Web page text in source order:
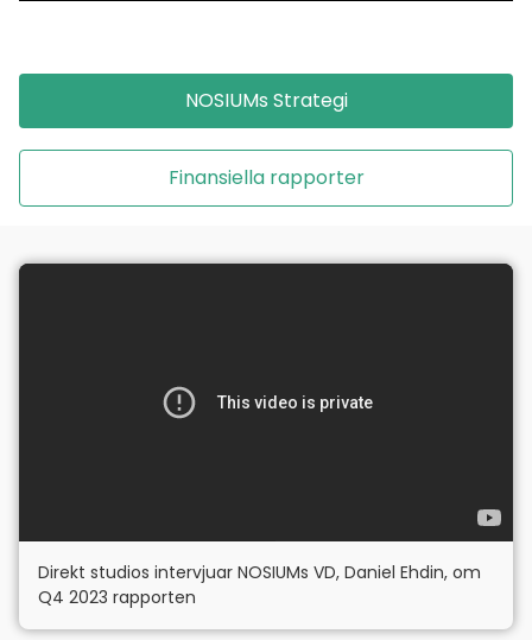
NOSIUMs Strategi
Finansiella rapporter
Direkt studios intervjuar NOSIUMs VD, Daniel Ehdin, om
Q4 2023 rapporten